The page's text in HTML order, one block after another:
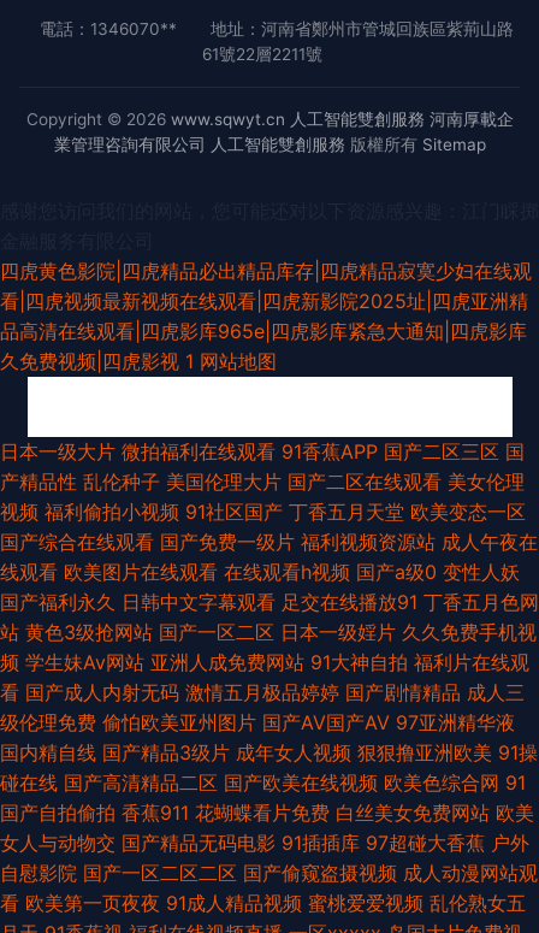
電話：1346070**
地址：河南省鄭州市管城回族區紫荊山路
61號22層2211號
Copyright © 2026 www.sqwyt.cn 人工智能雙創服務 河南厚載企
業管理咨詢有限公司
人工智能雙創服務 版權所有 Sitemap
四虎黄色影院|四虎精品必出精品库存|四虎精品寂寞少妇在线观
看|四虎视频最新视频在线观看|四虎新影院2025址|四虎亚洲精
品高清在线观看|四虎影库965e|四虎影库紧急大通知|四虎影库
久免费视频|四虎影视 1 网站地图
东京热人人肏 97色网络 亚洲元码 97自拍网站 成人论理视屏 国产精诚精品
黑人性爱A片 超碰免费在线 91N爽片 大香蕉伊人97 韩国无码三级 国产97网
午夜男女激情啪啪 97色色豆花影音 豆花国产 日本韩国操逼 亚洲社区福利 99
精品外围视频 国产第9页在线 美国三级毛片 人人超碰人人操 五月天色播 国
产三极片 伊人综合久久艹 韩国操逼网 美女探花综合 色色看片 91网站免费视
频 狠狠撸天天干 麻豆传媒香蕉 日韩午夜福利 五月香福利网首頁 成人午夜剧
场 含羞草av在线 五月天青青草 91国产TS 久久精品这里18 97AV婷婷 国产天
堂网 久草综合网站 蜜芽成人网站 日韩艹逼 午夜福利ac 亚洲精品黄色网址
91视频观看网站 超碰99香蕉 韩国日本色色 久草资源网 欧美操逼一区二区 日
日本一级大片 微拍福利在线观看 91香蕉APP 国产二区三区 国
产精品性 乱伦种子 美国伦理大片 国产二区在线观看 美女伦理
视频 福利偷拍小视频 91社区国产 丁香五月天堂 欧美变态一区
国产综合在线观看 国产免费一级片 福利视频资源站 成人午夜在
线观看 欧美图片在线观看 在线观看h视频 国产a级0 变性人妖
国产福利永久 日韩中文字幕观看 足交在线播放91 丁香五月色网
站 黄色3级抢网站 国产一区二区 日本一级婬片 久久免费手机视
频 学生妹Av网站 亚洲人成免费网站 91大神自拍 福利片在线观
看 国产成人内射无码 激情五月极品婷婷 国产剧情精品 成人三
级伦理免费 偷怕欧美亚州图片 国产AV国产AV 97亚洲精华液
国内精自线 国产精品3级片 成年女人视频 狠狠撸亚洲欧美 91操
碰在线 国产高清精品二区 国产欧美在线视频 欧美色综合网 91
国产自拍偷拍 香蕉911 花蝴蝶看片免费 白丝美女免费网站 欧美
女人与动物交 国产精品无码电影 91插插库 97超碰大香蕉 户外
自慰影院 国产一区二区二区 国产偷窥盗摄视频 成人动漫网站观
看 欧美第一页夜夜 91成人精品视频 蜜桃爱爱视频 乱伦熟女五